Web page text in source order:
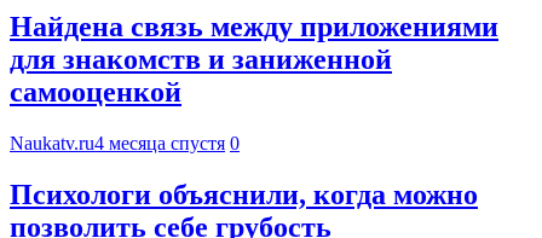
Найдена связь между приложениями
для знакомств и заниженной
самооценкой
Naukatv.ru4 месяца спустя 0
Психологи объяснили, когда можно
позволить себе грубость